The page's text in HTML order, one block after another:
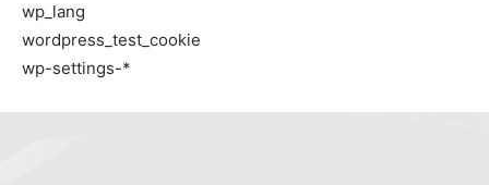
wp_lang
wordpress_test_cookie
wp-settings-*